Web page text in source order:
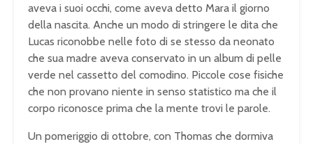
aveva i suoi occhi, come aveva detto Mara il giorno
della nascita. Anche un modo di stringere le dita che
Lucas riconobbe nelle foto di se stesso da neonato
che sua madre aveva conservato in un album di pelle
verde nel cassetto del comodino. Piccole cose fisiche
che non provano niente in senso statistico ma che il
corpo riconosce prima che la mente trovi le parole.
Un pomeriggio di ottobre, con Thomas che dormiva